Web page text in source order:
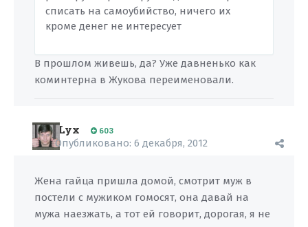
списать на самоубийство, ничего их
кроме денег не интересует
В прошлом живешь, да? Уже давненько как
коминтерна в Жукова переименовали.
Lyx 603
Опубликовано: 6 декабря, 2012
Жена гайца пришла домой, смотрит муж в
постели с мужиком гомосят, она давай на
мужа наезжать, а тот ей говорит, дорогая, я не